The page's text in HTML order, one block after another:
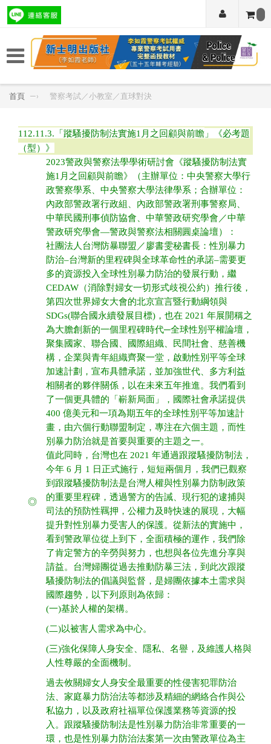
首頁 —› 警察考試／小教室／直球對決
112.11.3. 「 蹤騷擾防制法實施1月之回顧與前瞻 」
《必考題
（型）》
◎
2023警政與警察法學學術研討會《蹤騷擾防制法實
施1月之回顧與前瞻》（主辦單位：中央警察大學行
政警察學系、中央警察大學法律學系；合辦單位：
內政部警政署行政組、內政部警政署刑事警察局、
中華民國刑事偵防協會、中華警政研究學會／中華
警政研究學會—警政與警察法相關圓桌論壇）：
社團法人台灣防暴聯盟／廖書雯秘書長：性別暴力
防治–台灣新的里程碑與全球革命性的承諾–需要更
多的資源投入全球性別暴力防治的發展行動，繼
CEDAW（消除對婦女一切形式歧視公約）推行後，
第四次世界婦女大會的北京宣言暨行動綱領與
SDGs(聯合國永續發展目標)，也在 2021 年展開稱之
為大膽創新的一個里程碑時代─全球性別平權論壇，
聚集國家、聯合國、國際組織、民間社會、慈善機
構，企業與青年組織齊聚一堂，啟動性別平等全球
加速計劃，宣布具體承諾，並加強世代、多方利益
相關者的夥伴關係，以在未來五年推進。我們看到
了一個更具體的「嶄新局面」，國際社會承諾提供
400 億美元和一項為期五年的全球性別平等加速計
畫，由六個行動聯盟制定，專注在六個主題，而性
別暴力防治就是首要與重要的主題之一。
值此同時，台灣也在 2021 年通過跟蹤騷擾防制法，
今年 6 月 1 日正式施行，短短兩個月，我們已觀察
到跟蹤騷擾防制法是台灣人權與性別暴力防制政策
的重要里程碑，透過警方的告誡、現行犯的逮捕與
司法的預防性羈押，公權力及時快速的展現，大幅
提升對性別暴力受害人的保護。從新法的實施中，
看到警政單位從上到下，全面積極的運作，我們除
了肯定警方的辛勞與努力，也想與各位先進分享與
請益。台灣婦團從過去推動防暴三法，到此次跟蹤
騷擾防制法的倡議與監督，是婦團依據本土需求與
國際趨勢，以下列原則為依歸：
(一)基於人權的架構。
(二)以被害人需求為中心。
(三)強化保障人身安全、隱私、名譽，及維護人格與
人性尊嚴的全面機制。
過去攸關婦女人身安全最重要的性侵害犯罪防治
法、家庭暴力防治法等都涉及精細的網絡合作與公
私協力，以及政府社福單位保護業務等資源的投
入。跟蹤騷擾防制法是性別暴力防治非常重要的一
環，也是性別暴力防治法案第一次由警政單位為主